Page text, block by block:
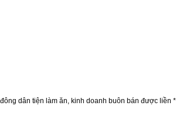
dân tiện làm ăn, kinh doanh buôn bán được liền *